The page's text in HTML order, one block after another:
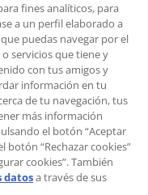
Área de
fines analíticos, para
a un perfil elaborado a
puedas navegar por el
servicios que tiene y
con tus amigos y
información en tu
de tu navegación, tus
más información
el botón “Aceptar
botón “Rechazar cookies”
cookies”. También
datosa través de sus